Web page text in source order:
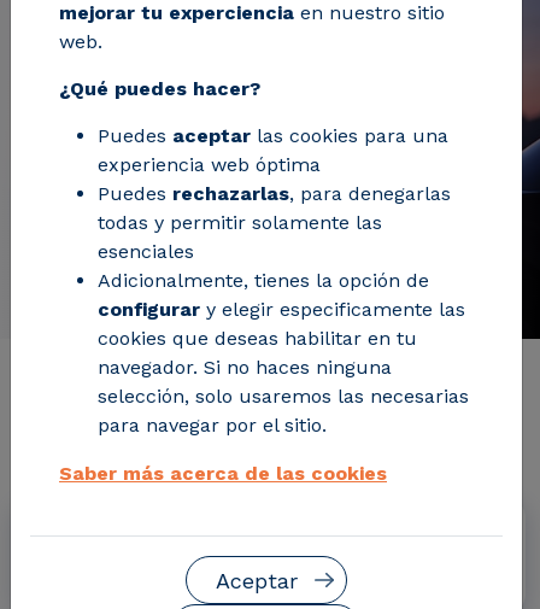
Información de interés del
proyecto
Fechas
Octubre 2016 - Marzo 2019
mejorar tu experciencia en nuestro sitio
web.
¿Qué puedes hacer?
Puedes aceptar las cookies para una
experiencia web óptima
Puedes rechazarlas, para denegarlas
todas y permitir solamente las
esenciales
Adicionalmente, tienes la opción de
configurar y elegir especificamente las
cookies que deseas habilitar en tu
navegador. Si no haces ninguna
selección, solo usaremos las necesarias
para navegar por el sitio.
Saber más acerca de las cookies
Aceptar